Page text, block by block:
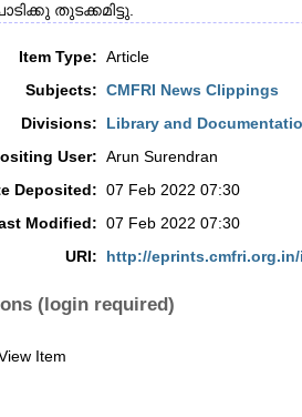
തുടക്കമിട്ടു.
Item Type: Article
Subjects: CMFRI News Clippings
Divisions:
Library and
User: Arun Surendran
Deposited: 07 Feb 2022 07:30
Modified: 07 Feb 2022 07:30
URI:
http://
(login required)
Item